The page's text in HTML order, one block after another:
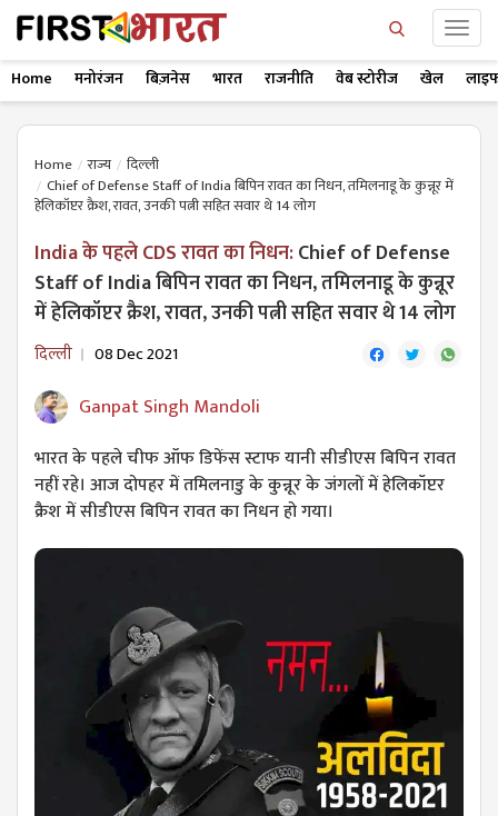
Home मनोरंजन बिज़नेस भारत राजनीति वेब स्टोरीज खेल
Home राज्य
दिल्ली
Chief of Defense Staff of India बिपिन रावत का निधन, तमिलनाडू के कुन्नूर में
हेलिकॉप्टर क्रैश, रावत, उनकी पत्नी सहित सवार थे 14 लोग
India के पहले CDS रावत का निधन:Chief of Defense
Staff of India बिपिन रावत का निधन, तमिलनाडू के कुन्नूर
में हेलिकॉप्टर क्रैश, रावत, उनकी पत्नी सहित सवार थे 14 लोग
दिल्ली 08 Dec 2021
Ganpat Singh Mandoli
भारत के पहले चीफ ऑफ डिफेंस स्टाफ यानी सीडीएस बिपिन रावत
नहीं रहे। आज दोपहर में तमिलनाडु के कुन्नूर के जंगलों में हेलिकॉप्टर
क्रैश में सीडीएस बिपिन रावत का निधन हो गया।